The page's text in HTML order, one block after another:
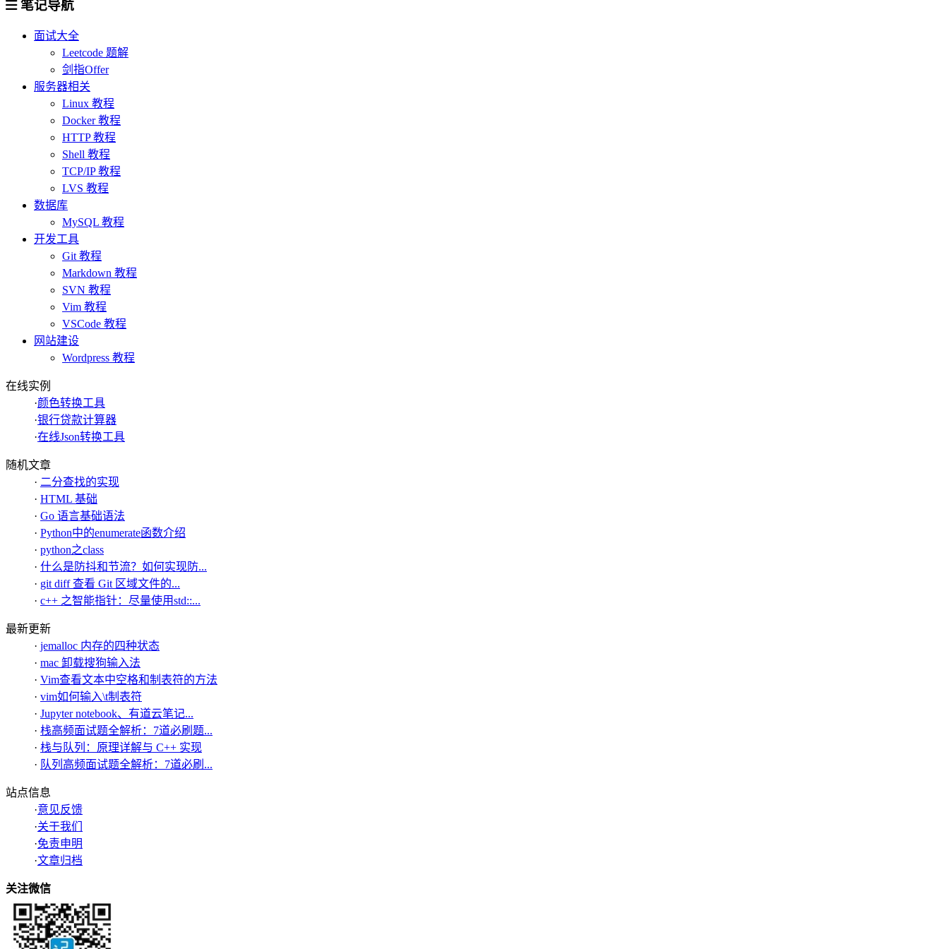
笔记导航
面试大全
Leetcode 题解
剑指Offer
服务器相关
Linux 教程
Docker 教程
HTTP 教程
Shell 教程
TCP/IP 教程
LVS 教程
数据库
MySQL 教程
开发工具
Git 教程
Markdown 教程
SVN 教程
Vim 教程
VSCode 教程
网站建设
Wordpress 教程
在线实例
·颜色转换工具
·银行贷款计算器
·在线Json转换工具
随机文章
· 二分查找的实现
· HTML 基础
· Go 语言基础语法
· Python中的enumerate函数介绍
· python之class
· 什么是防抖和节流？如何实现防...
· git diff 查看 Git 区域文件的...
· c++ 之智能指针：尽量使用std::...
最新更新
· jemalloc 内存的四种状态
· mac 卸载搜狗输入法
· Vim查看文本中空格和制表符的方法
· vim如何输入\t制表符
· Jupyter notebook、有道云笔记...
· 栈高频面试题全解析：7道必刷题...
· 栈与队列：原理详解与 C++ 实现
· 队列高频面试题全解析：7道必刷...
站点信息
·意见反馈
·关于我们
·免责申明
·文章归档
关注微信